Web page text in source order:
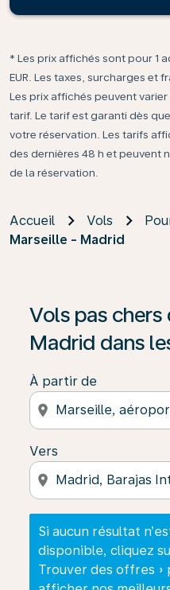
* Les prix affichés sont pour 1
EUR. Les taxes, surcharges et
Les prix affichés peuvent
tarif. Le tarif est garanti dès
votre réservation. Les tarifs
des dernières 48 h et peuvent
de la réservation.
Accueil Vols
Marseille - Madrid
Vols pas
Madrid dans
À partir de
location_on
Vers
location_on
Si aucun résultat
disponible, cliquez
Trouver des offres »
Si aucun résultat